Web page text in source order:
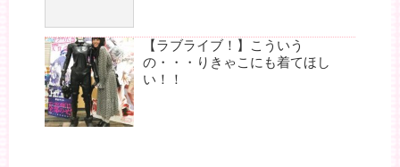
【ラブライブ！】こういう
の・・・りきゃこにも着てほし
い！！